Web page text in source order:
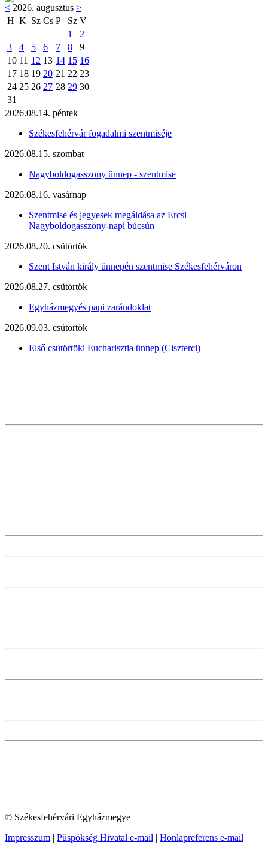
< 2026. augusztus >
H K Sz Cs P Sz V
1
2
3
4 5 6 7 8
9
10 11 12 13 14 15 16
17 18 19 20 21 22 23
24 25 26 27 28 29 30
31
2026.08.14. péntek
Székesfehérvár fogadalmi szentmiséje
2026.08.15. szombat
Nagyboldogasszony ünnep - szentmise
2026.08.16. vasárnap
Szentmise és jegyesek megáldása az Ercsi
Nagyboldogasszony-napi búcsún
2026.08.20. csütörtök
Szent István király ünnepén szentmise Székesfehérváron
2026.08.27. csütörtök
Egyházmegyés papi zarándoklat
2026.09.03. csütörtök
Első csütörtöki Eucharisztia ünnep (Ciszterci)
© Székesfehérvári Egyházmegye
Impresszum | Püspökség Hivatal e-mail | Honlapreferens e-mail